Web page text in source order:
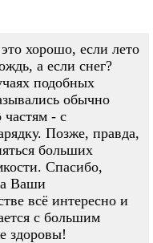
хорошо, если лето
а если снег?
подобных
обычно
- с
Позже, правда,
больших
Спасибо,
Ваши
всё интересно и
с большим
здоровы!